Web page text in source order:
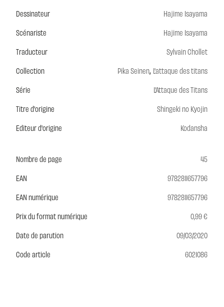
Dessinateur
Hajime Isayama
Scénariste
Hajime Isayama
Traducteur
Sylvain Chollet
Collection
Pika Seinen, L'attaque des titans
Série
L'Attaque des Titans
Titre d'origine
Shingeki no Kyojin
Editeur d'origine
Kodansha
Nombre de page
45
EAN
9782811657796
EAN numérique
9782811657796
Prix du format numérique
0,99 €
Date de parution
09/03/2020
Code article
6021086